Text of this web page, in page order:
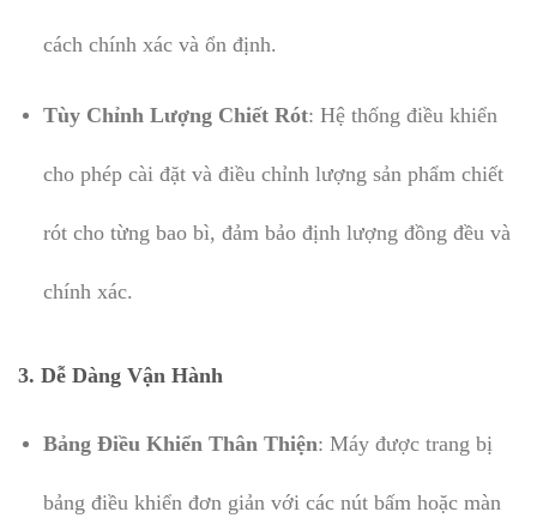
cách chính xác và ổn định.
Tùy Chỉnh Lượng Chiết Rót: Hệ thống điều khiển
cho phép cài đặt và điều chỉnh lượng sản phẩm chiết
rót cho từng bao bì, đảm bảo định lượng đồng đều và
chính xác.
3. Dễ Dàng Vận Hành
Bảng Điều Khiển Thân Thiện: Máy được trang bị
bảng điều khiển đơn giản với các nút bấm hoặc màn